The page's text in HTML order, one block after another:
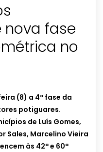
fase
no
(8) a 4º fase da
potiguares.
de Luís Gomes,
Sales, Marcelino Vieira
às 42ª e 60ª